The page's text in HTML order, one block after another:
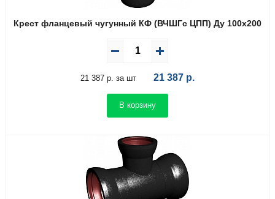
Крест фланцевый чугунный КФ (ВЧШГс ЦПП) Ду 100х200
21 387 р. за шт 21 387 р.
В корзину